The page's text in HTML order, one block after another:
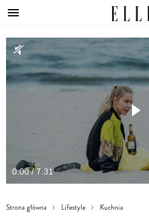
0:00 / 7:31
Strona główna Lifestyle Kuchnia